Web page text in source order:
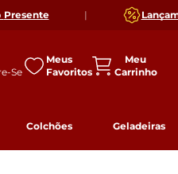
Presente |
Meus
Favoritos
Colchões Geladeiras